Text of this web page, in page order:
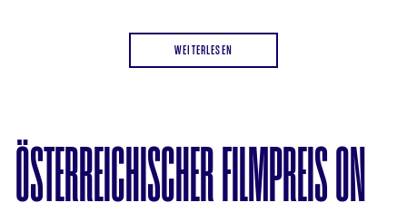
WEITERLESEN
ÖSTERREICHISCHER FILMPREIS ON